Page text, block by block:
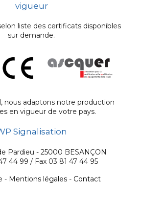
vigueur
liste des certificats disponibles
sur demande.
nous adaptons notre production
en vigueur de votre pays.
Signalisation
Pardieu - 25000 BESANÇON
44 99 / Fax 03 81 47 44 95
- Mentions légales- Contact